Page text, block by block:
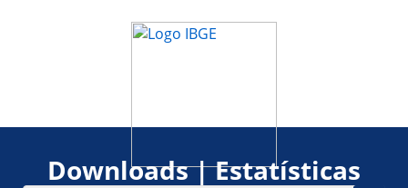
Downloads | Estatísticas